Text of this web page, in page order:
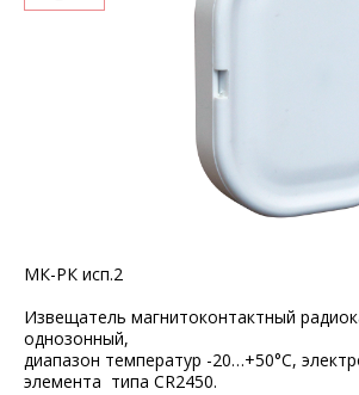
МК-РК исп.2
Извещатель магнитоконтактный
однозонный,
диапазон температур -20…+50°С,
элемента типа CR2450.